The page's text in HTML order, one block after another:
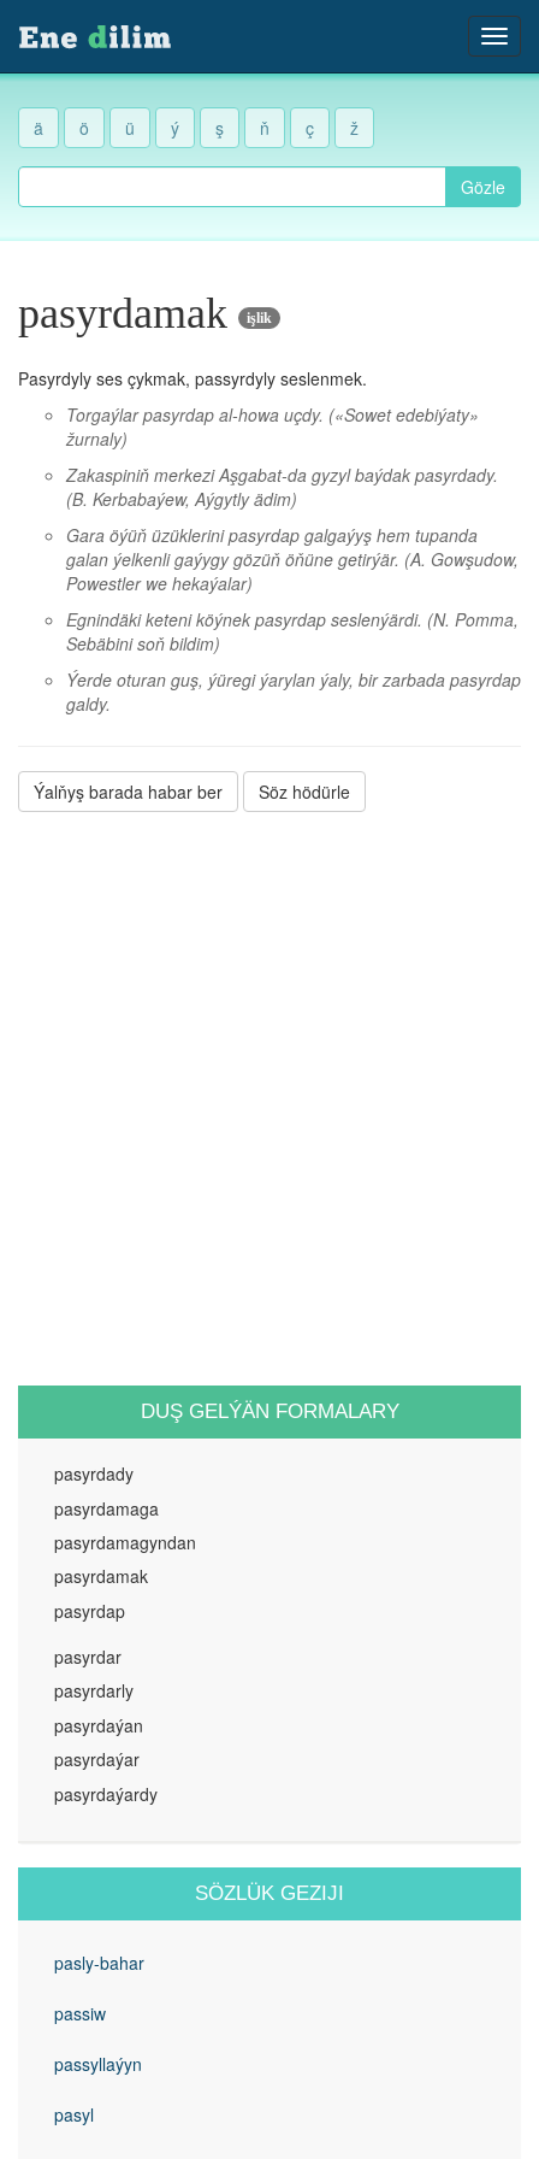
ä ö ü ý ş ň ç ž
Gözle
pasyrdamak işlik
Pasyrdyly ses çykmak, passyrdyly seslenmek.
Torgaýlar pasyrdap al-howa uçdy. («Sowet edebiýaty»
žurnaly)
Zakaspiniň merkezi Aşgabat-da gyzyl baýdak pasyrdady.
(B. Kerbabaýew, Aýgytly ädim)
Gara öýüň üzüklerini pasyrdap galgaýyş hem tupanda
galan ýelkenli gaýygy gözüň öňüne getirýär. (A. Gowşudow,
Powestler we hekaýalar)
Egnindäki keteni köýnek pasyrdap seslenýärdi. (N. Pomma,
Sebäbini soň bildim)
Ýerde oturan guş, ýüregi ýarylan ýaly, bir zarbada pasyrdap
galdy.
Ýalňyş barada habar ber Söz hödürle
DUŞ GELÝÄN FORMALARY
pasyrdady
pasyrdamaga
pasyrdamagyndan
pasyrdamak
pasyrdap
pasyrdar
pasyrdarly
pasyrdaýan
pasyrdaýar
pasyrdaýardy
SÖZLÜK GEZIJI
pasly-bahar
passiw
passyllaýyn
pasyl